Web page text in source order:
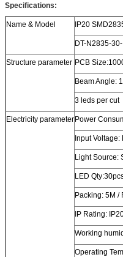
Specifications:
Name & Model IP20
DT-N2835-
Structure parameter PCB
Beam Angle:
3 leds per cut
Electricity parameterPower
Input Voltage:
Light Source:
LED
Packing: 5M /
IP Rating:
Working
Operating